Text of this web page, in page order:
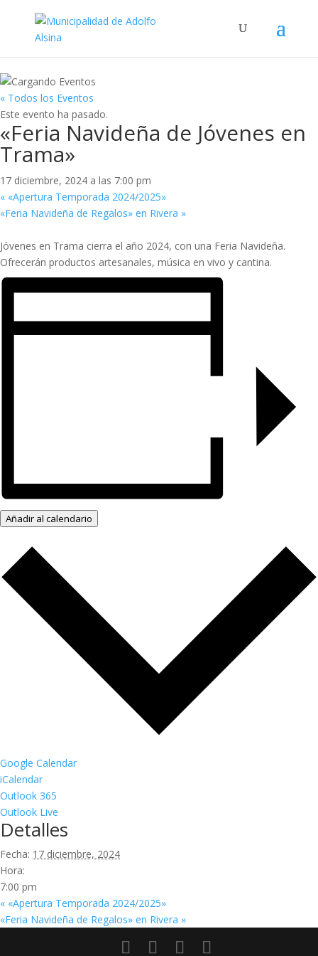
« Todos los Eventos
Este evento ha pasado.
«Feria Navideña de Jóvenes en
Trama»
17 diciembre, 2024 a las 7:00 pm
« «Apertura Temporada 2024/2025»
«Feria Navideña de Regalos» en Rivera »
Jóvenes en Trama cierra el año 2024, con una Feria Navideña.
Ofrecerán productos artesanales, música en vivo y cantina.
Añadir al calendario
Google Calendar
iCalendar
Outlook 365
Outlook Live
Detalles
Fecha: 17 diciembre, 2024
Hora:
7:00 pm
« «Apertura Temporada 2024/2025»
«Feria Navideña de Regalos» en Rivera »